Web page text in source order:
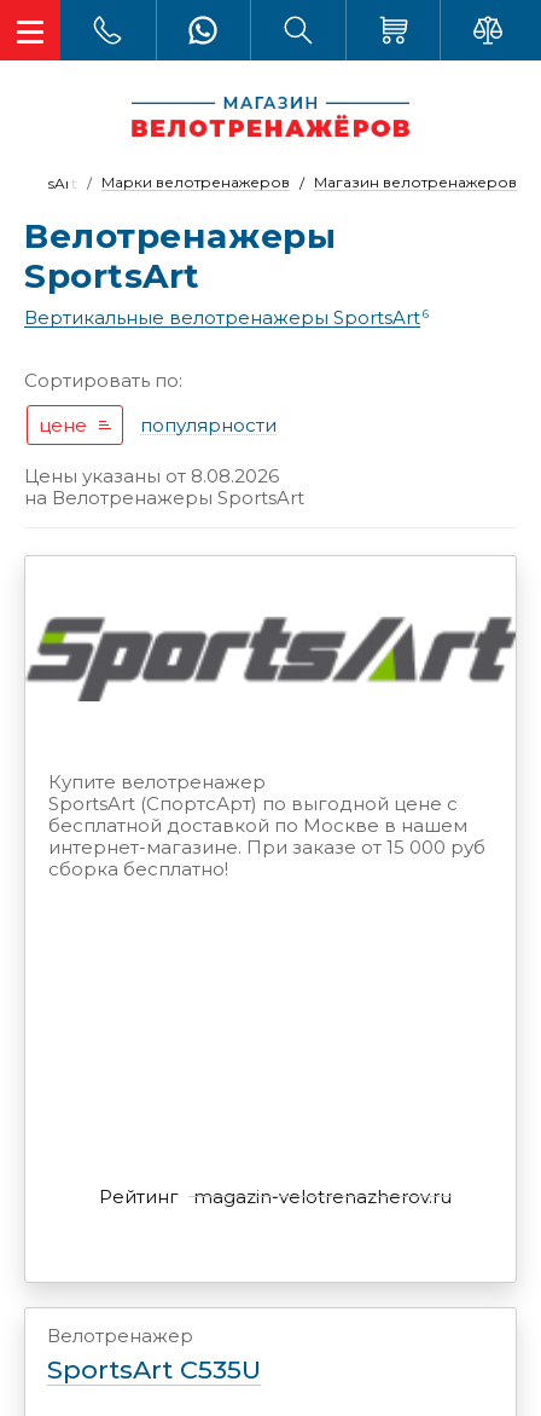
Магазин велотренажеров
Марки велотренажеров
SportsArt
Велотренажеры
SportsArt
Вертикальные велотренажеры SportsArt6
Сортировать по:
цене
популярности
Цены указаны от 8.08.2026
на Велотренажеры SportsArt
Купите велотренажер
SportsArt (СпортсАрт) по выгодной цене с
бесплатной доставкой по Москве в нашем
интернет-магазине. При заказе от 15 000 руб
сборка бесплатно!
Рейтинг magazin-velotrenazherov.ru
Велотренажер
SportsArt C535U